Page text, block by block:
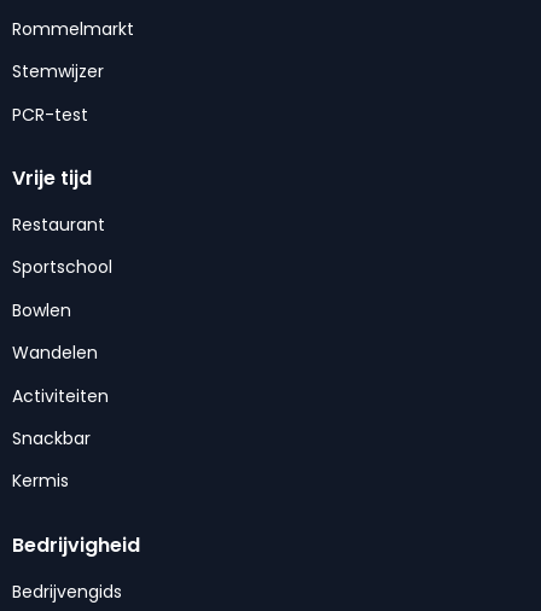
Rommelmarkt
Stemwijzer
PCR-test
Vrije tijd
Restaurant
Sportschool
Bowlen
Wandelen
Activiteiten
Snackbar
Kermis
Bedrijvigheid
Bedrijvengids